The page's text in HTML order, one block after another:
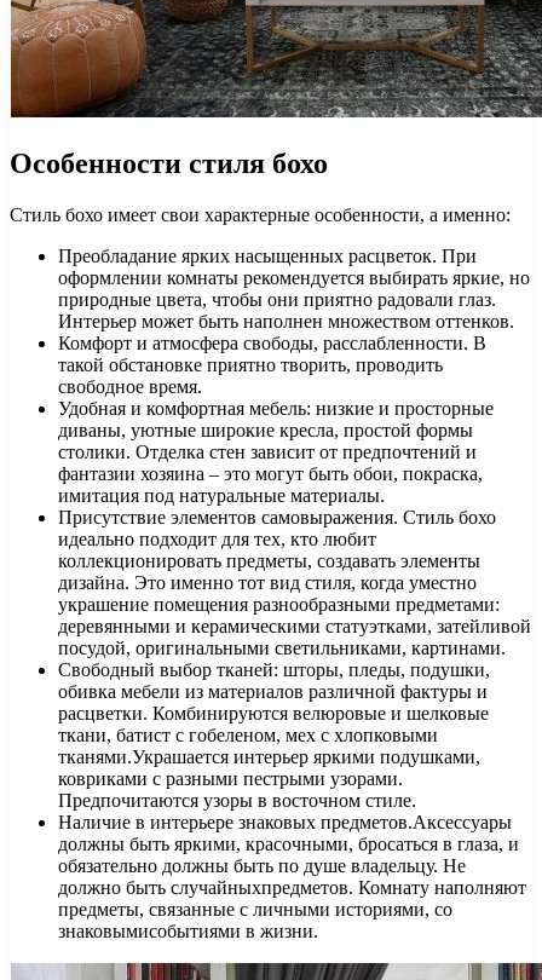
Особенности стиля бохо
Стиль бохо имеет свои характерные особенности, а именно:
Преобладание ярких насыщенных расцветок. При
оформлении комнаты рекомендуется выбирать яркие, но
природные цвета, чтобы они приятно радовали глаз.
Интерьер может быть наполнен множеством оттенков.
Комфорт и атмосфера свободы, расслабленности. В
такой обстановке приятно творить, проводить
свободное время.
Удобная и комфортная мебель: низкие и просторные
диваны, уютные широкие кресла, простой формы
столики. Отделка стен зависит от предпочтений и
фантазии хозяина – это могут быть обои, покраска,
имитация под натуральные материалы.
Присутствие элементов самовыражения. Стиль бохо
идеально подходит для тех, кто любит
коллекционировать предметы, создавать элементы
дизайна. Это именно тот вид стиля, когда уместно
украшение помещения разнообразными предметами:
деревянными и керамическими статуэтками, затейливой
посудой, оригинальными светильниками, картинами.
Свободный выбор тканей: шторы, пледы, подушки,
обивка мебели из материалов различной фактуры и
расцветки. Комбинируются велюровые и шелковые
ткани, батист с гобеленом, мех с хлопковыми
тканями.Украшается интерьер яркими подушками,
ковриками с разными пестрыми узорами.
Предпочитаются узоры в восточном стиле.
Наличие в интерьере знаковых предметов.Аксессуары
должны быть яркими, красочными, бросаться в глаза, и
обязательно должны быть по душе владельцу. Не
должно быть случайныхпредметов. Комнату наполняют
предметы, связанные с личными историями, со
знаковымисобытиями в жизни.